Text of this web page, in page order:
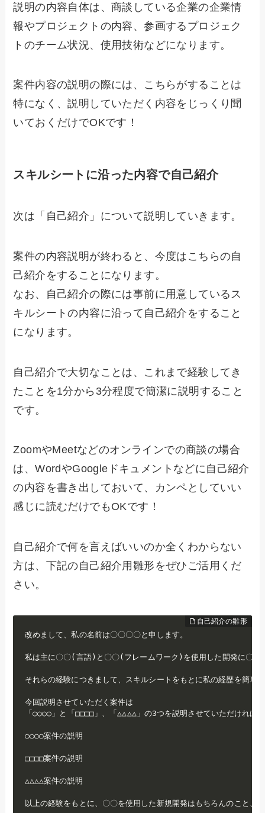
説明の内容自体は、商談している企業の企業情
報やプロジェクトの内容、参画するプロジェク
トのチーム状況、使用技術などになります。
案件内容の説明の際には、こちらがすることは
特になく、説明していただく内容をじっくり聞
いておくだけでOKです！
スキルシートに沿った内容で自己紹介
次は「自己紹介」について説明していきます。
案件の内容説明が終わると、今度はこちらの自
己紹介をすることになります。
なお、自己紹介の際には事前に用意しているス
キルシートの内容に沿って自己紹介をすること
になります。
自己紹介で大切なことは、これまで経験してき
たことを1分から3分程度で簡潔に説明すること
です。
ZoomやMeetなどのオンラインでの商談の場合
は、WordやGoogleドキュメントなどに自己紹介
の内容を書き出しておいて、カンペとしていい
感じに読むだけでもOKです！
自己紹介で何を言えばいいのか全くわからない
方は、下記の自己紹介用雛形をぜひご活用くだ
さい。
改めまして、私の名前は〇〇〇〇と申します。
私は主に〇〇(言語)と〇〇(フレームワーク)を使用した開発に〇〇
それらの経験につきまして、スキルシートをもとに私の経歴を簡単
今回説明させていただく案件は
「○○○○」と「□□□□」、「△△△△」の3つを説明させていただければ
○○○○案件の説明
□□□□案件の説明
△△△△案件の説明
以上の経験をもとに、〇〇を使用した新規開発はもちろんのこと、